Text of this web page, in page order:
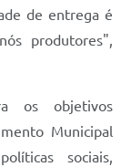
de entrega é
produtores",
os objetivos
Municipal
sociais,